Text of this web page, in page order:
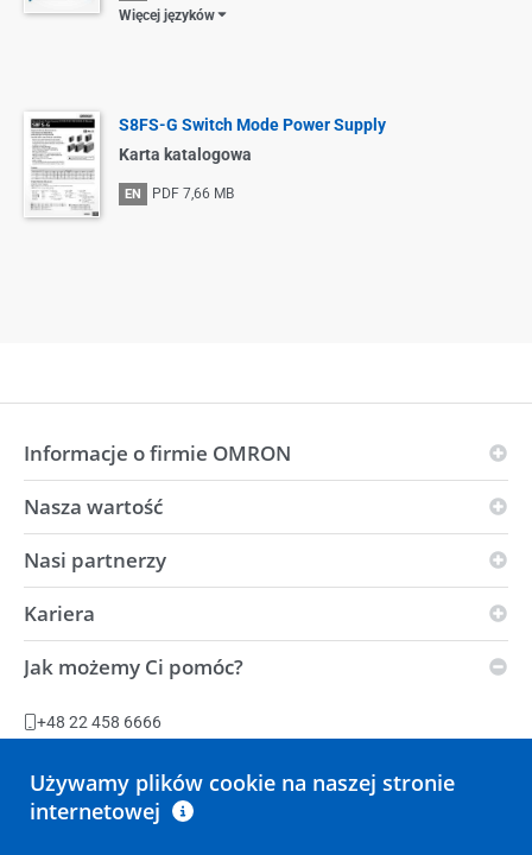
Więcej języków
S8FS-G Switch Mode Power Supply
Karta katalogowa
EN PDF 7,66 MB
Informacje o firmie OMRON
Zasady OMRON
Grupy branżowe
Globalna obecność
OMRON i środowisko
Warunki dostawy
Oświadczenie w sprawie ustawy dotyczącej niewolnictwa
Nasza wartość
Wizja
i-Automation!
Siła
Centrum automatyzacji
Zakłady produkcyjne
Nasi partnerzy
Partnerzy w dziedzinie innowacji
Dystrybutorzy
Kariera
Oferty pracy
Jak możemy Ci pomóc?
+48 22 458 6666
Wszystkie opcje kontaktu
Używamy plików cookie na naszej stronie
internetowej